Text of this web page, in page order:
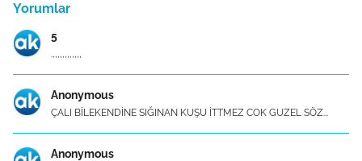
Yorumlar
5
.,,,,,,,,,,,,
Anonymous
ÇALI BİLEKENDİNE SIĞINAN KUŞU İTTMEZ COK GUZEL SÖZ...
Anonymous